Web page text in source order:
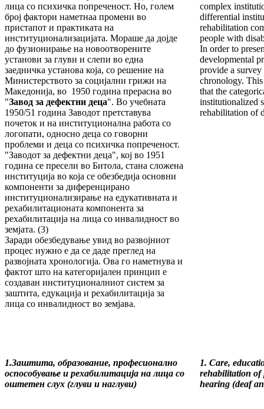
лица со психичка попреченост. Но, голем
број фактори наметнаа промени во
пристапот и практиката на
институционализацијата. Мораше да дојде
до фузионирање на новоотворените
установи за глуви и слепи во една
заедничка установа која, со решение на
Министерството за социјални грижи на
Македонија, во 1950 година прерасна во
"Завод за дефектни деца". Во учебната
1950/51 година Заводот претставува
почеток и на институционална работа со
логопати, односно деца со говорни
проблеми и деца со психичка попреченост.
"Заводот за дефектни деца", кој во 1951
година се пресели во Битола, стана сложена
институција во која се обезбедија основни
компоненти за диференцирано
институционализирање на едукативната и
рехабилитационата компонента за
рехабилитација на лица со инвалидност во
земјата. (3)
Заради обезбедување увид во развојниот
процес нужно е да се даде преглед на
развојната хронологија. Ова го наметнува и
фактот што на категоријален принцип е
создаван институционалниот систем за
заштита, едукација и рехабилитација за
лица со инвалидност во земјава.
complex
differential
rehabilitation
people with
In order to
developmental
provide a
chronology.
that the
institutionalized
rehabilitation of
1.Заштита, образование, професионално
оспособување и рехабилитација на лица со
оштетен слух (глуви и наглуви)
1. Care,
rehabilitation of
hearing (deaf